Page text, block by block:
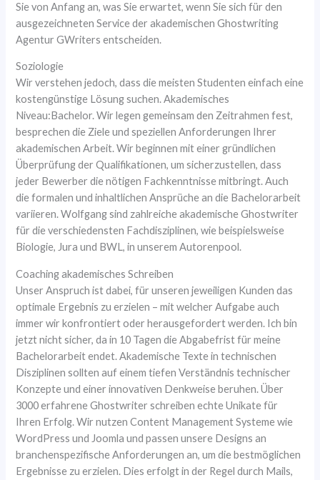
Sie von Anfang an, was Sie erwartet, wenn Sie sich für den
ausgezeichneten Service der akademischen Ghostwriting
Agentur GWriters entscheiden.
Soziologie
Wir verstehen jedoch, dass die meisten Studenten einfach eine
kostengünstige Lösung suchen. Akademisches
Niveau:Bachelor. Wir legen gemeinsam den Zeitrahmen fest,
besprechen die Ziele und speziellen Anforderungen Ihrer
akademischen Arbeit. Wir beginnen mit einer gründlichen
Überprüfung der Qualifikationen, um sicherzustellen, dass
jeder Bewerber die nötigen Fachkenntnisse mitbringt. Auch
die formalen und inhaltlichen Ansprüche an die Bachelorarbeit
variieren. Wolfgang sind zahlreiche akademische Ghostwriter
für die verschiedensten Fachdisziplinen, wie beispielsweise
Biologie, Jura und BWL, in unserem Autorenpool.
Coaching akademisches Schreiben
Unser Anspruch ist dabei, für unseren jeweiligen Kunden das
optimale Ergebnis zu erzielen – mit welcher Aufgabe auch
immer wir konfrontiert oder herausgefordert werden. Ich bin
jetzt nicht sicher, da in 10 Tagen die Abgabefrist für meine
Bachelorarbeit endet. Akademische Texte in technischen
Disziplinen sollten auf einem tiefen Verständnis technischer
Konzepte und einer innovativen Denkweise beruhen. Über
3000 erfahrene Ghostwriter schreiben echte Unikate für
Ihren Erfolg. Wir nutzen Content Management Systeme wie
WordPress und Joomla und passen unsere Designs an
branchenspezifische Anforderungen an, um die bestmöglichen
Ergebnisse zu erzielen. Dies erfolgt in der Regel durch Mails,